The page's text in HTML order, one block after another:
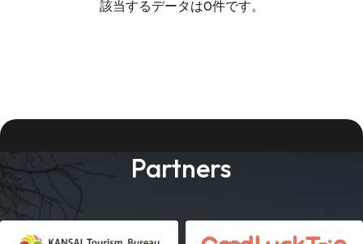
該当するデータは0件です。
Partners